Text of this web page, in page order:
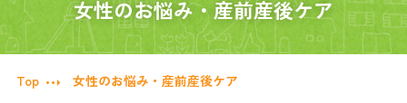
お問い合わせ
メニュー・料金表
女性のお悩み・産前産後ケア
Top 女性のお悩み・産前産後ケア